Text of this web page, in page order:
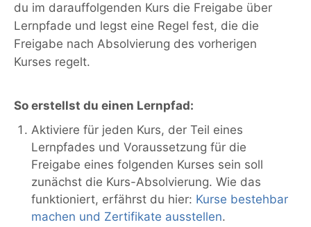
du im darauffolgenden Kurs die Freigabe über
Lernpfade und legst eine Regel fest, die die
Freigabe nach Absolvierung des vorherigen
Kurses regelt.
So erstellst du einen Lernpfad:
Aktiviere für jeden Kurs, der Teil eines
Lernpfades und Voraussetzung für die
Freigabe eines folgenden Kurses sein soll
zunächst die Kurs-Absolvierung. Wie das
funktioniert, erfährst du hier: Kurse bestehbar
machen und Zertifikate ausstellen.